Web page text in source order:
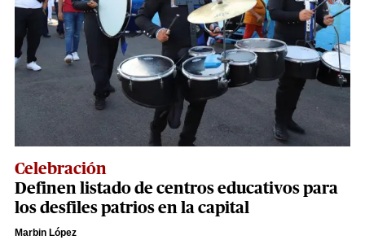
Celebración
Definen listado de centros educativos para
los desfiles patrios en la capital
Marbin López